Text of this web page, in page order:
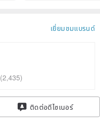
เยี่ยมชมแบรนด์
(2,435)
ติดต่อดีไซเนอร์